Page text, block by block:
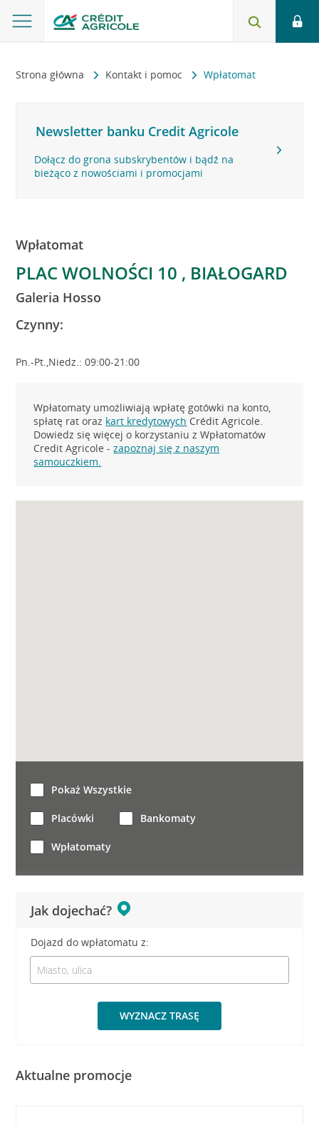
Strona główna Kontakt i pomoc Wpłatomat
Newsletter banku Credit Agricole
Dołącz do grona subskrybentów i bądź na
bieżąco z nowościami i promocjami
Wpłatomat
PLAC WOLNOŚCI 10 , BIAŁOGARD
Galeria Hosso
Czynny:
Pn.-Pt.,Niedz.: 09:00-21:00
Wpłatomaty umożliwiają wpłatę gotówki na konto,
spłatę rat oraz kart kredytowych Crédit Agricole.
Dowiedz się więcej o korzystaniu z Wpłatomatów
Credit Agricole -zapoznaj się z naszym
samouczkiem.
Jak dojechać?
Dojazd do wpłatomatu z:
WYZNACZ TRASĘ
Pokaż Wszystkie
Placówki Bankomaty
Wpłatomaty
Aktualne promocje